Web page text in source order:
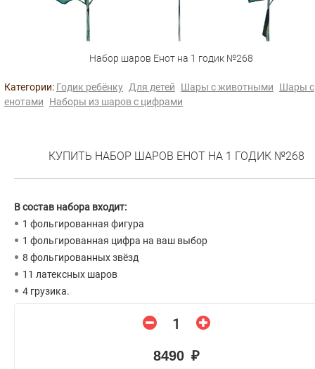
Набор шаров Енот на 1 годик №268
Категории: Годик ребёнку Для детей Шары с животными
Шары с
енотами
Наборы из шаров с цифрами
КУПИТЬ НАБОР ШАРОВ ЕНОТ НА 1 ГОДИК №268
В состав набора входит:
1 фольгированная фигура
1 фольгированная цифра на ваш выбор
8 фольгированных звёзд
11 латексных шаров
4 грузика.
8490 ₽